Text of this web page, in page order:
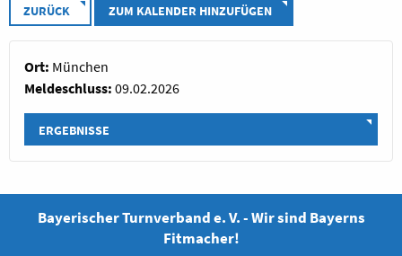
ZURÜCK ZUM KALENDER HINZUFÜGEN
Ort: München
Meldeschluss: 09.02.2026
ERGEBNISSE
Bayerischer Turnverband e. V. - Wir sind Bayerns
Fitmacher!